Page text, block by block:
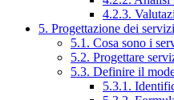
4.2.3.
5. Progettazione dei servizi
5.1. Cosa sono i
5.2. Progettare
5.3. Definire il
5.3.1.